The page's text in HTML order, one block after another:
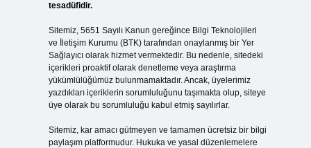
tesadüfidir.
Sitemiz, 5651 Sayılı Kanun gereğince Bilgi Teknolojileri
ve İletişim Kurumu (BTK) tarafından onaylanmış bir Yer
Sağlayıcı olarak hizmet vermektedir. Bu nedenle, sitedeki
içerikleri proaktif olarak denetleme veya araştırma
yükümlülüğümüz bulunmamaktadır. Ancak, üyelerimiz
yazdıkları içeriklerin sorumluluğunu taşımakta olup, siteye
üye olarak bu sorumluluğu kabul etmiş sayılırlar.
Sitemiz, kar amacı gütmeyen ve tamamen ücretsiz bir bilgi
paylaşım platformudur. Hukuka ve yasal düzenlemelere